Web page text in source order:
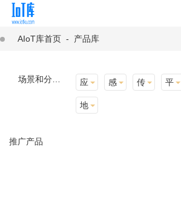
AIoT库首页 - 产品库
应用场景 感知层 传输层 平台层
地址选择
推广产品